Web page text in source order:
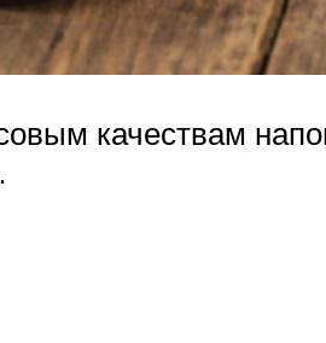
качествам